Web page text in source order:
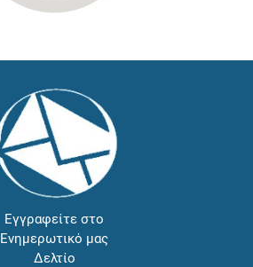
Εγγραφείτε στο
Ενημερωτικό μας
Δελτίο